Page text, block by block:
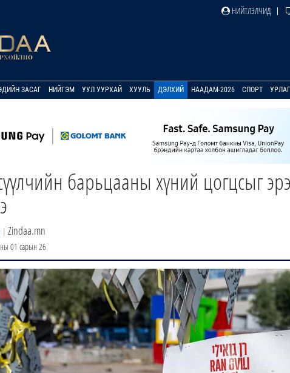
НИЙТЛЭЛЧИД
ЗАСАГ НИЙГЭМ УУЛ УУРХАЙ ХУУЛЬ ДЭЛХИЙ НААДАМ-2026 СПОРТ УРЛАГ
барьцааны хүний цогцсыг
| Zindaa.mn
01 сарын 26